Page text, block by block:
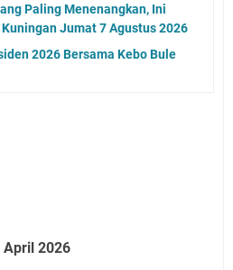
Paling Menenangkan, Ini
Jumat 7 Agustus 2026
2026 Bersama Kebo Bule
2026